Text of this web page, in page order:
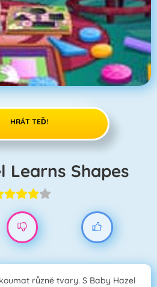
HRÁT TEĎ!
Learns Shapes
různé tvary. S Baby Hazel